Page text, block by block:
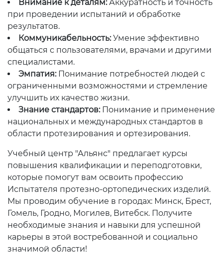
Внимание к деталям:Аккуратность и точность
при проведении испытаний и обработке
результатов.
Коммуникабельность:Умение эффективно
общаться с пользователями, врачами и другими
специалистами.
Эмпатия:Понимание потребностей людей с
ограниченными возможностями и стремление
улучшить их качество жизни.
Знание стандартов:Понимание и применение
национальных и международных стандартов в
области протезирования и ортезирования.
Учебный центр "Альянс" предлагает курсы
повышения квалификации и переподготовки,
которые помогут вам освоить профессию
Испытателя протезно-ортопедических изделий.
Мы проводим обучение в городах: Минск, Брест,
Гомель, Гродно, Могилев, Витебск. Получите
необходимые знания и навыки для успешной
карьеры в этой востребованной и социально
значимой области!